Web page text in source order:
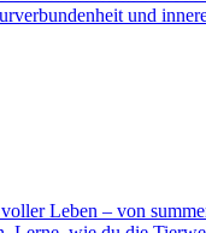
und
Leben – von